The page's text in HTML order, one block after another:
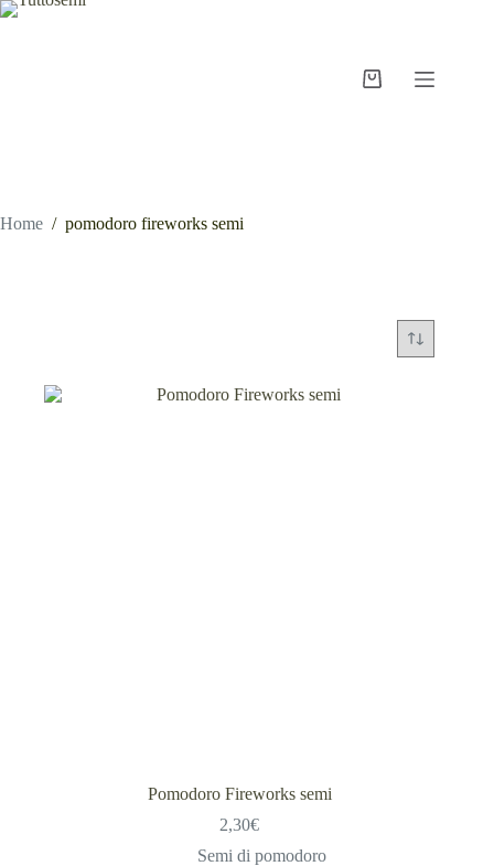
Salta
Carrello
Home / pomodoro fireworks semi
Pomodoro Fireworks semi
2,30€
Semi di pomodoro